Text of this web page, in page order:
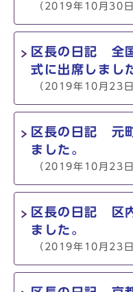
（2019年10月30日
区長の日記 全
式に出席しまし
（2019年10月23日
区長の日記 元
ました。
（2019年10月23日
区長の日記 区
ました。
（2019年10月23日